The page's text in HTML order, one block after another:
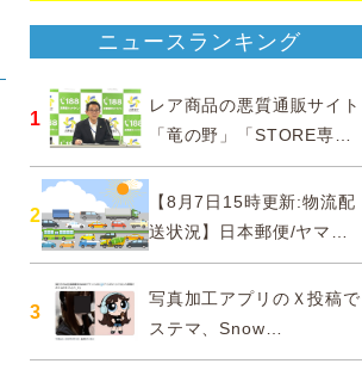
ニュースランキング
1
レア商品の悪質通販サイト
「竜の野」「STORE専門
ショップ」などに注意…消
費者庁
2
【8月7日15時更新:物流配
送状況】日本郵便/ヤマト
運輸/佐川急便/西濃運輸/福
山通運
3
写真加工アプリのＸ投稿で
ステマ、Snow
Corporationと日本法人に